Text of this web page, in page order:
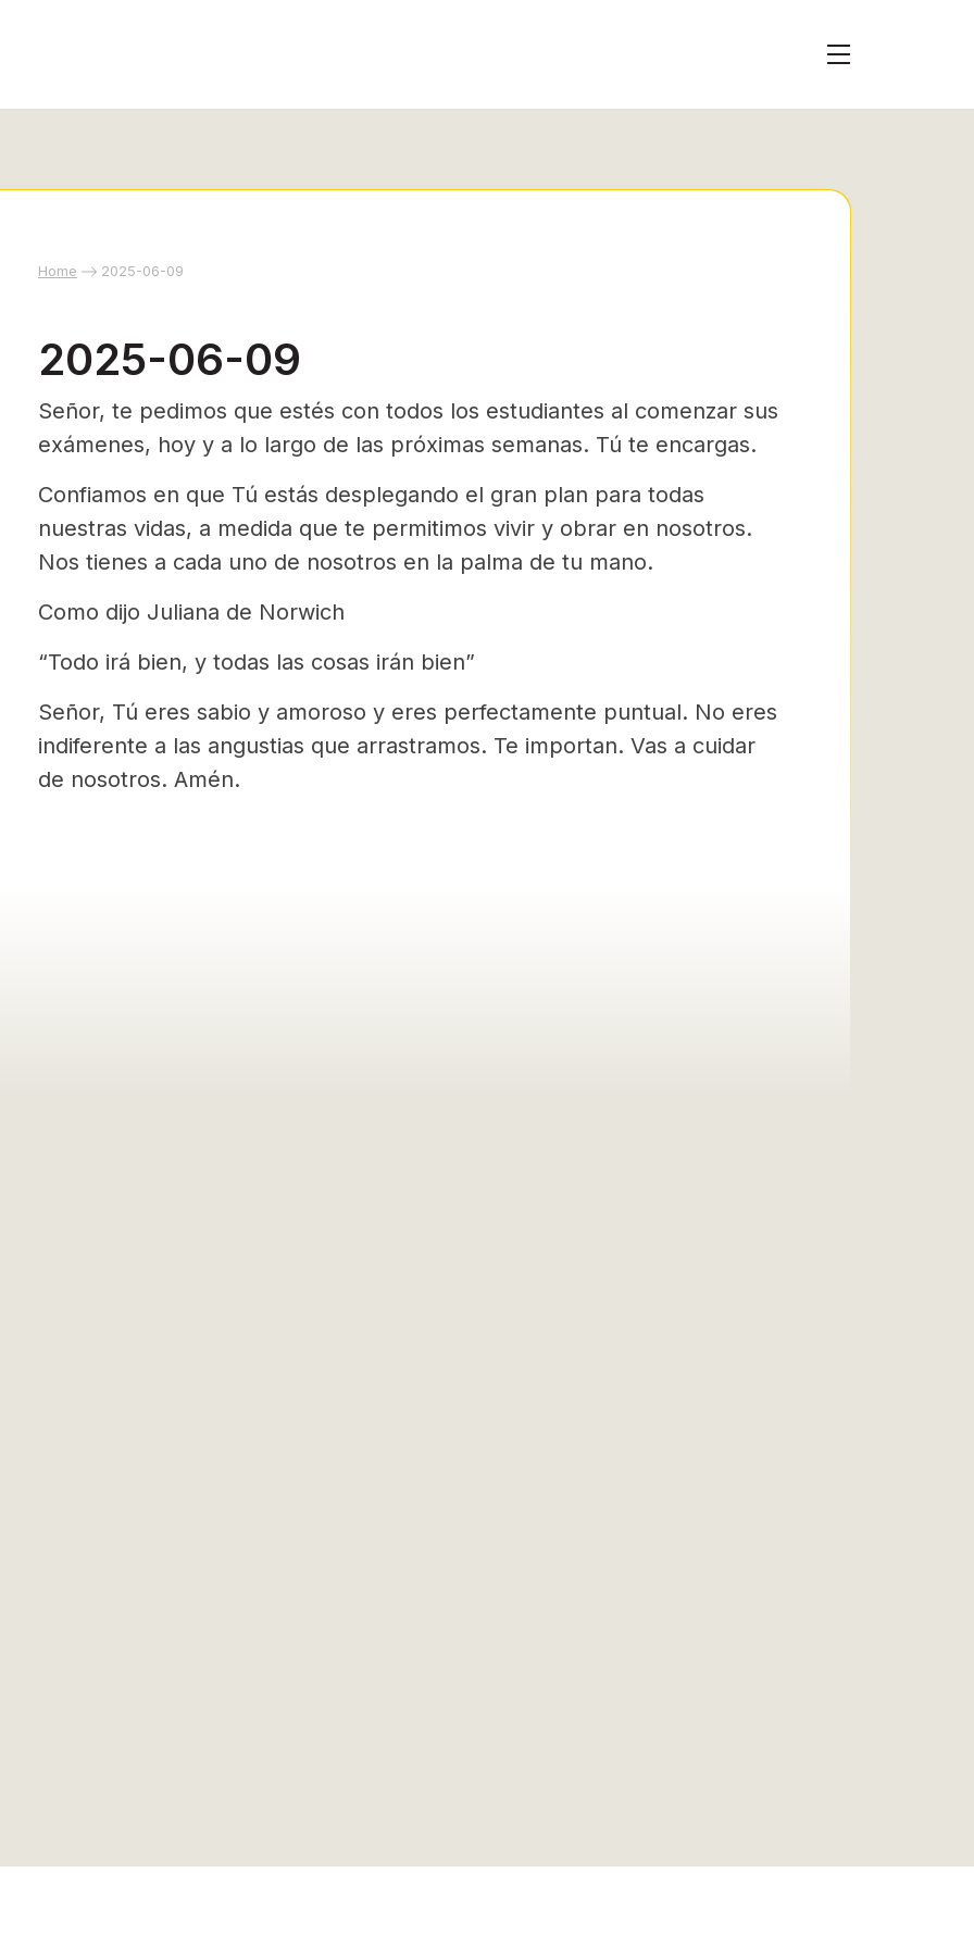
Home 2025-06-09
2025-06-09
Señor, te pedimos que estés con todos los estudiantes al comenzar sus
exámenes, hoy y a lo largo de las próximas semanas. Tú te encargas.
Confiamos en que Tú estás desplegando el gran plan para todas
nuestras vidas, a medida que te permitimos vivir y obrar en nosotros.
Nos tienes a cada uno de nosotros en la palma de tu mano.
Como dijo Juliana de Norwich
“Todo irá bien, y todas las cosas irán bien”
Señor, Tú eres sabio y amoroso y eres perfectamente puntual. No eres
indiferente a las angustias que arrastramos. Te importan. Vas a cuidar
de nosotros. Amén.